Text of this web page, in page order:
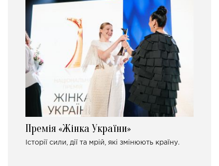
Премія «Жінка України»
Історії сили, дії та мрій, які змінюють країну.